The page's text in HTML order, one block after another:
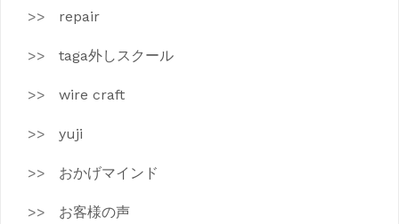
repair
taga外しスクール
wire craft
yuji
おかげマインド
お客様の声